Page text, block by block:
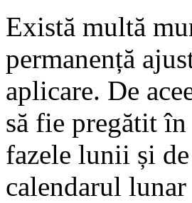
Există multă
permanență
aplicare. De
să fie pregătit
fazele lunii și
calendarul